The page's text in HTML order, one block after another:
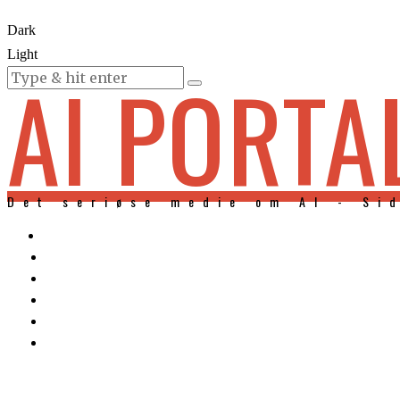
Dark
Light
KURSER
AI
Det seriøse medie om AI -